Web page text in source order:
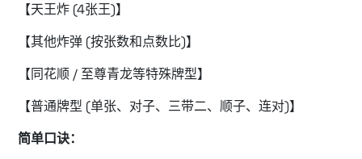
【天王炸 (4张王)】
【其他炸弹 (按张数和点数比)】
【同花顺 / 至尊青龙等特殊牌型】
【普通牌型 (单张、对子、三带二、顺子、连对)】
简单口诀：